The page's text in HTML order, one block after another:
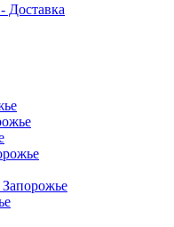
Доставка
Запорожье